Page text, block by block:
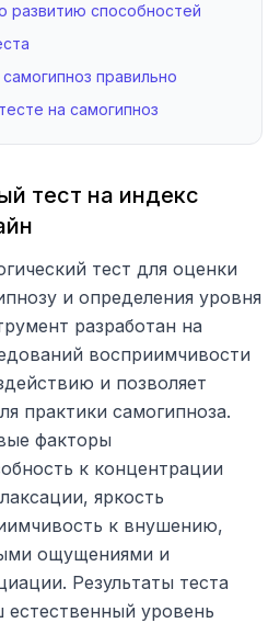
развитию способностей
правильно
на самогипноз
тест на индекс
тест для оценки
и определения уровня
разработан на
восприимчивости
и позволяет
практики самогипноза.
факторы
к концентрации
яркость
к внушению,
ощущениями и
Результаты теста
уровень